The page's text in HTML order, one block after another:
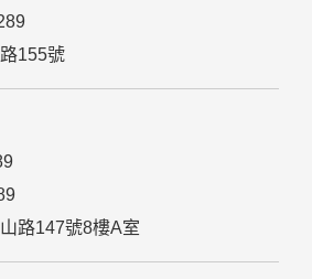
155號
路147號8樓A室